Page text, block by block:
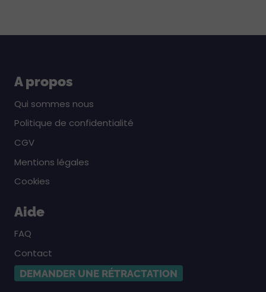
A propos
Qui sommes nous
Politique de confidentialité
CGV
Mentions légales
Cookies
Aide
FAQ
Contact
DEMANDER UNE RÉTRACTATION